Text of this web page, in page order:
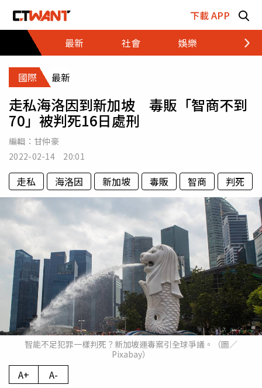
下載 APP
最新
社會 娛樂 財經
國際 最新
走私海洛因到新加坡 毒販「智商不到
70」被判死16日處刑
編輯： 甘仲豪
2022-02-14 20:01
走私 海洛因 新加坡 毒販 智商 判死
智能不足犯罪一樣判死？新加坡運毒案引全球爭議。（圖／
Pixabay）
A+ A-